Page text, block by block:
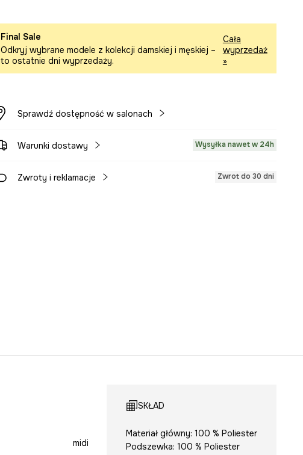
Final Sale
Odkryj wybrane modele z kolekcji damskiej i męskiej –
to ostatnie dni wyprzedaży.
Cała
wyprzedaż
»
Sprawdź dostępność w salonach
Warunki dostawy Wysyłka nawet w 24h
Zwroty i reklamacje Zwrot do 30 dni
midi
SKŁAD
Materiał główny: 100 % Poliester
Podszewka: 100 % Poliester